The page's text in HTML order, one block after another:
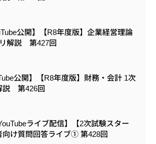
公開】【R8年度版】企業経営理論
解説 第427回
公開】【R8年度版】財務・会計 1次
説 第426回
ライブ配信】【2次試験スター
向け質問回答ライブ① 第428回